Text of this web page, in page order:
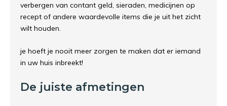
verbergen van contant geld, sieraden, medicijnen op
recept of andere waardevolle items die je uit het zicht
wilt houden.
je hoeft je nooit meer zorgen te maken dat er iemand
in uw huis inbreekt!
De juiste afmetingen